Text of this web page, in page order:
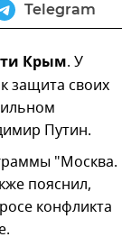
Telegram
Крым. У
защита своих
Путин.
"Москва.
пояснил,
конфликта